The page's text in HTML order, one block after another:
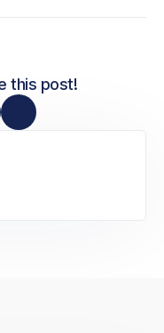
this post!